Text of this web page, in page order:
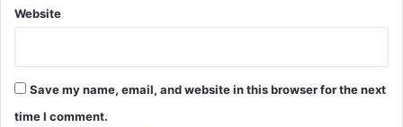
Website
Save my name, email, and website in this browser for the next
time I comment.